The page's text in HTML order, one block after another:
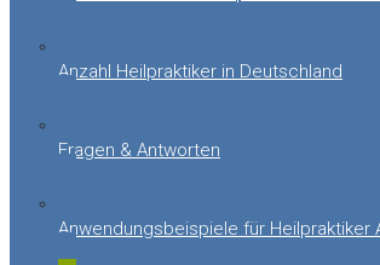
Anzahl Heilpraktiker in Deutschland
Fragen & Antworten
Anwendungsbeispiele für Heilpraktiker